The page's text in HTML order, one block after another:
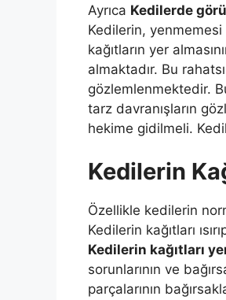
Ayrıca Kedilerde
Kedilerin, yenmemesi
kağıtların yer
almaktadır. Bu
gözlemlenmektedir.
tarz davranışların
hekime gidilmeli.
Kedilerin
Özellikle kedilerin
Kedilerin kağıtları
Kedilerin kağıtları
sorunlarının ve
parçalarının